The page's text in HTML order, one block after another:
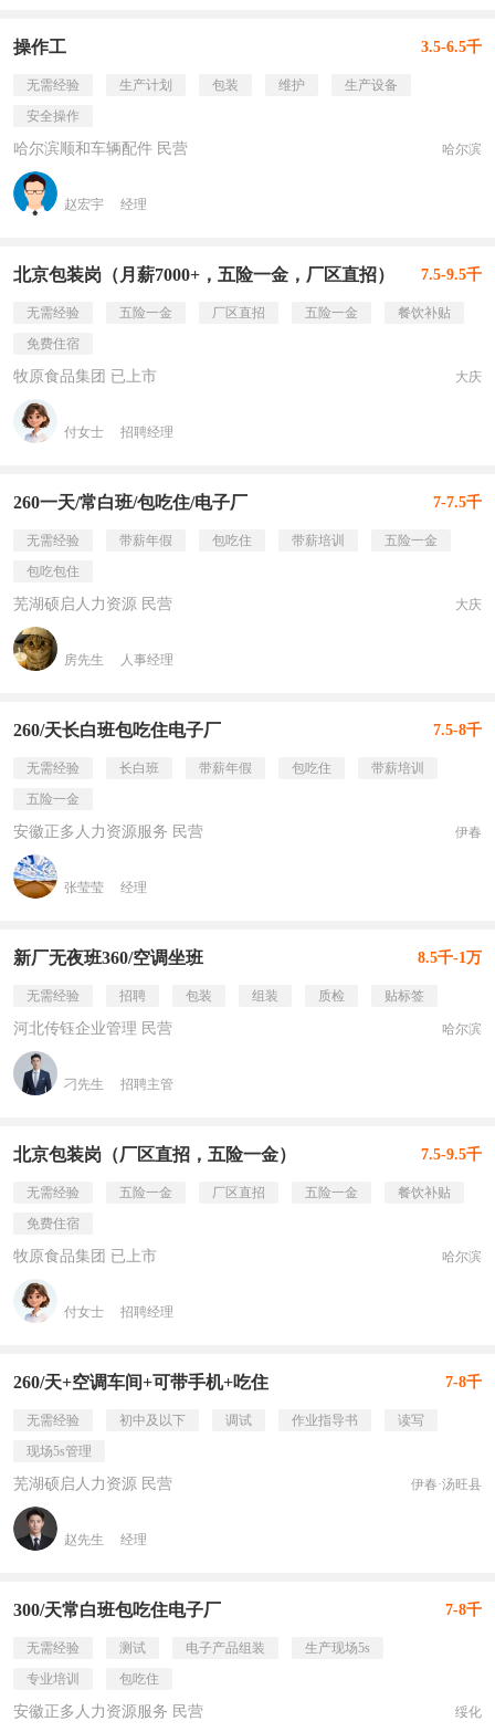
操作工 3.5-6.5千
无需经验 生产计划 包装 维护
生产设备
安全操作
哈尔滨顺和车辆配件 民营 哈尔滨
赵宏宇 经理
北京包装岗（月薪7000+，五险一金，厂区直招） 7.5-9.5千
无需经验 五险一金 厂区直招 五险一金
餐饮补贴
免费住宿
牧原食品集团 已上市 大庆
付女士 招聘经理
260一天/常白班/包吃住/电子厂 7-7.5千
无需经验 带薪年假 包吃住 带薪培训
五险一金
包吃包住
芜湖硕启人力资源 民营 大庆
房先生 人事经理
260/天长白班包吃住电子厂 7.5-8千
无需经验 长白班 带薪年假 包吃住
带薪培训
五险一金
安徽正多人力资源服务 民营 伊春
张莹莹 经理
新厂无夜班360/空调坐班 8.5千-1万
无需经验 招聘 包装 组装 质检 贴标签
河北传钰企业管理 民营 哈尔滨
刁先生 招聘主管
北京包装岗（厂区直招，五险一金） 7.5-9.5千
无需经验 五险一金 厂区直招 五险一金
餐饮补贴
免费住宿
牧原食品集团 已上市 哈尔滨
付女士 招聘经理
260/天+空调车间+可带手机+吃住 7-8千
无需经验 初中及以下 调试 作业指导书
读写
现场5s管理
芜湖硕启人力资源 民营 伊春·汤旺县
赵先生 经理
300/天常白班包吃住电子厂 7-8千
无需经验 测试 电子产品组装
生产现场5s
专业培训
包吃住
安徽正多人力资源服务 民营 绥化